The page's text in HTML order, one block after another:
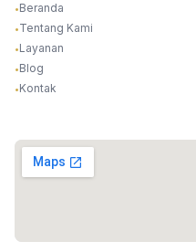
•Beranda
•Tentang Kami
•Layanan
•Blog
•Kontak